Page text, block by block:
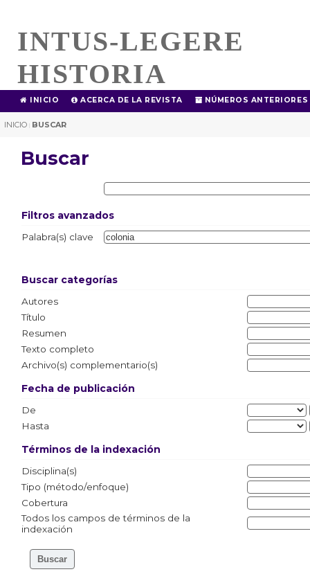
INTUS-LEGERE
HISTORIA
INICIO ACERCA DE LA REVISTA NÚMEROS ANTERIORES
INICIO | BUSCAR
Buscar
Filtros avanzados
Palabra(s) clave
Buscar categorías
Autores
Título
Resumen
Texto completo
Archivo(s) complementario(s)
Fecha de publicación
De
Hasta
Términos de la indexación
Disciplina(s)
Tipo (método/enfoque)
Cobertura
Todos los campos de términos de la
indexación